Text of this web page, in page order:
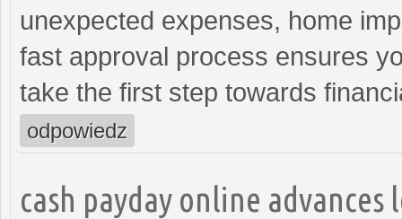
unexpected expenses, home
fast approval process ensures
take the first step towards
odpowiedz
cash payday online advances